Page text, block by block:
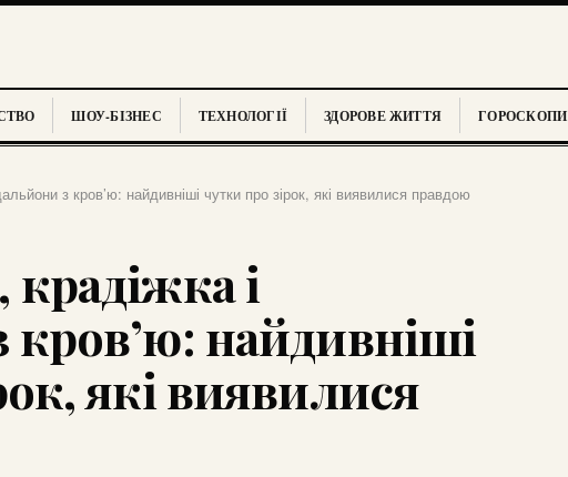
ШОУ-БІЗНЕС ТЕХНОЛОГІЇ ЗДОРОВЕ ЖИТТЯ ГОРОСКОПИ
з кров’ю: найдивніші чутки про зірок, які виявилися правдою
і
кров’ю: найдивніші
які виявилися